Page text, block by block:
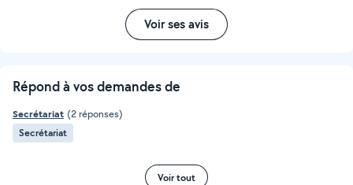
Voir ses avis
Répond à vos demandes de
Secrétariat (2 réponses)
Secrétariat
Voir tout